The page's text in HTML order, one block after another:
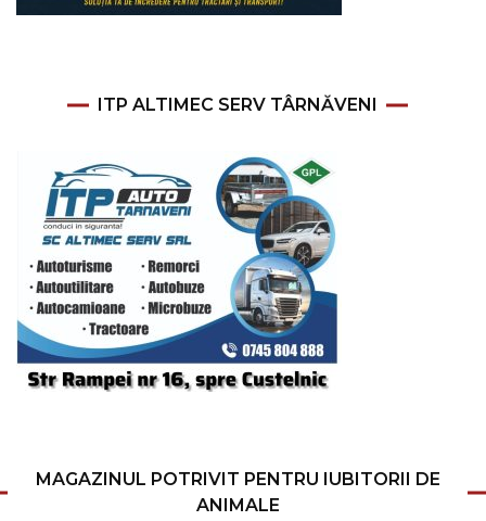
ITP ALTIMEC SERV TÂRNĂVENI
MAGAZINUL POTRIVIT PENTRU IUBITORII DE
ANIMALE